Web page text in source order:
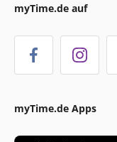
myTime.de auf
myTime.de Apps